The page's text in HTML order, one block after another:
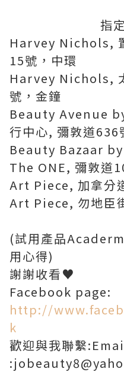
指
Harvey Nichols,
15號，中環
Harvey Nichols,
號，金鐘
Beauty Avenue
行中心, 彌敦道636
Beauty Bazaar
The ONE, 彌敦道
Art Piece, 加拿分
Art Piece, 勿地臣
(試用產品
用心得)
謝謝收看♥
Facebook page:
http://
k
歡迎與我聯繫